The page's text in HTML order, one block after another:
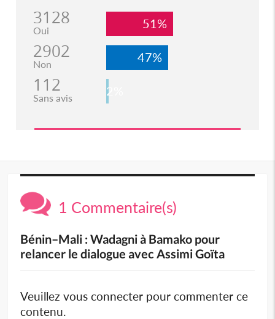
3128
Oui 51%
2902
Non 47%
112
Sans avis 2%
1 Commentaire(s)
Bénin–Mali : Wadagni à Bamako pour
relancer le dialogue avec Assimi Goïta
Veuillez vous connecter pour commenter ce
contenu.